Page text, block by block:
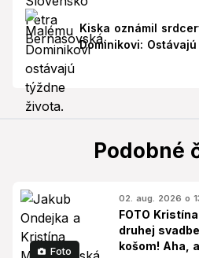
Kiska oznámil
Dominikovi:
Podobné
Foto
02. aug. 2026 o
FOTO
druhej
košom! Aha,